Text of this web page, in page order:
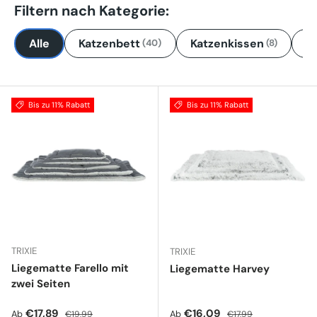
Filtern nach Kategorie:
Alle Katzenbett(40) Katzenkissen (8)
Bis zu 11% Rabatt
TRIXIE
Liegematte Farello mit
zwei Seiten
Verkaufspreis
Ab €17,89 Normaler Preis
€19,99
Bis zu 11% Rabatt
TRIXIE
Liegematte Harvey
Verkaufspreis
Ab €16,09 Normaler Preis
€17,99